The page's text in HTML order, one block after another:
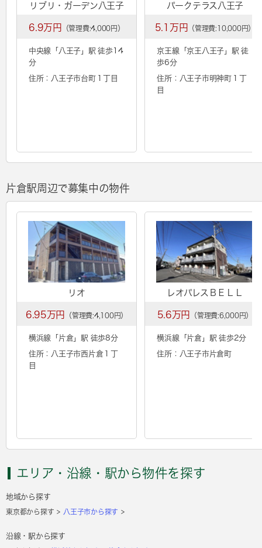
リブリ・ガーデン八王子
6.9万円 （管理費:4,000円）
中央線「 八王子 」駅 徒歩14
分
住所：八王子市台町１丁目
パークテラス八王子
5.1万円 （管理費:10,000円）
京王線「京王八王子 」駅 徒
歩6分
住所：八王子市明神町１丁
目
片倉駅周辺で募集中の物件
リオ
6.95万円 （管理費:4,100円）
横浜線「 片倉」駅 徒歩8分
住所：八王子市西片倉１丁
目
レオパレスＢＥＬＬ
5.6万円 （管理費:6,000円）
横浜線「 片倉」駅 徒歩2分
住所：八王子市片倉町
エリア・沿線・駅から物件を探す
地域から探す
東京都から探す 八王子市から探す
沿線・駅から探す